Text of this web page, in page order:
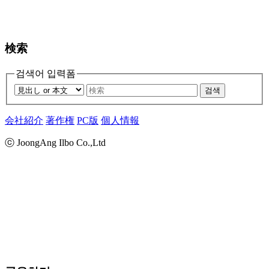
検索
검색어 입력폼
검색
会社紹介 著作権 PC版 個人情報
ⓒ JoongAng Ilbo Co.,Ltd